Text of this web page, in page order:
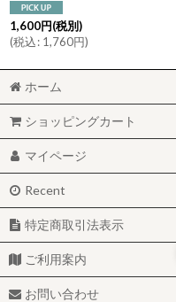
1,600円(税別)
(税込: 1,760円)
ホーム
ショッピングカート
マイページ
Recent
特定商取引法表示
ご利用案内
お問い合わせ